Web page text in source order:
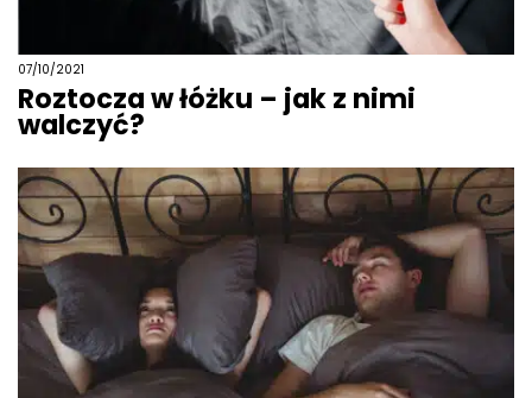
07/10/2021
Roztocza w łóżku – jak z nimi
walczyć?